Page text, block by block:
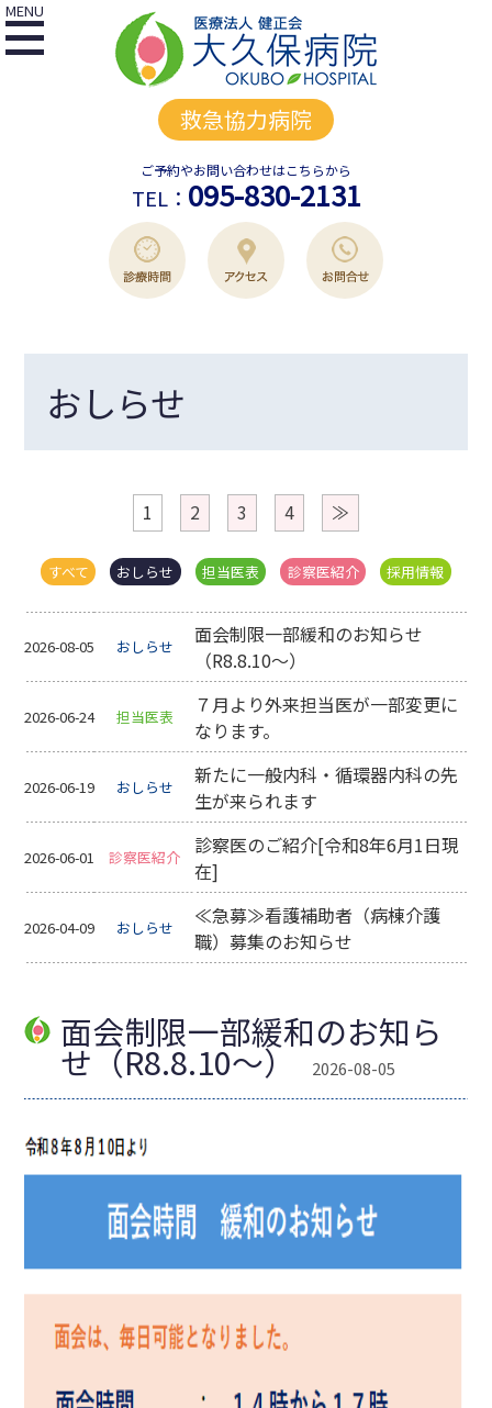
救急協力病院
ご予約やお問い合わせはこちらから
TEL： 095-830-2131
MENU
おしらせ
1 2 3 4 ≫
すべて おしらせ 担当医表 診察医紹介 採用情報
2026-08-05 おしらせ
面会制限一部緩和のお知らせ
（R8.8.10～）
2026-06-24 担当医表
７月より外来担当医が一部変更に
なります。
2026-06-19 おしらせ
新たに一般内科・循環器内科の先
生が来られます
2026-06-01 診察医紹介
診察医のご紹介[令和8年6月1日現
在]
2026-04-09 おしらせ
≪急募≫看護補助者（病棟介護
職）募集のお知らせ
面会制限一部緩和のお知ら
せ（R8.8.10～） 2026-08-05